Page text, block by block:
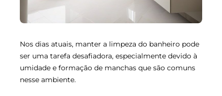
Nos dias atuais, manter a limpeza do banheiro pode
ser uma tarefa desafiadora, especialmente devido à
umidade e formação de manchas que são comuns
nesse ambiente.